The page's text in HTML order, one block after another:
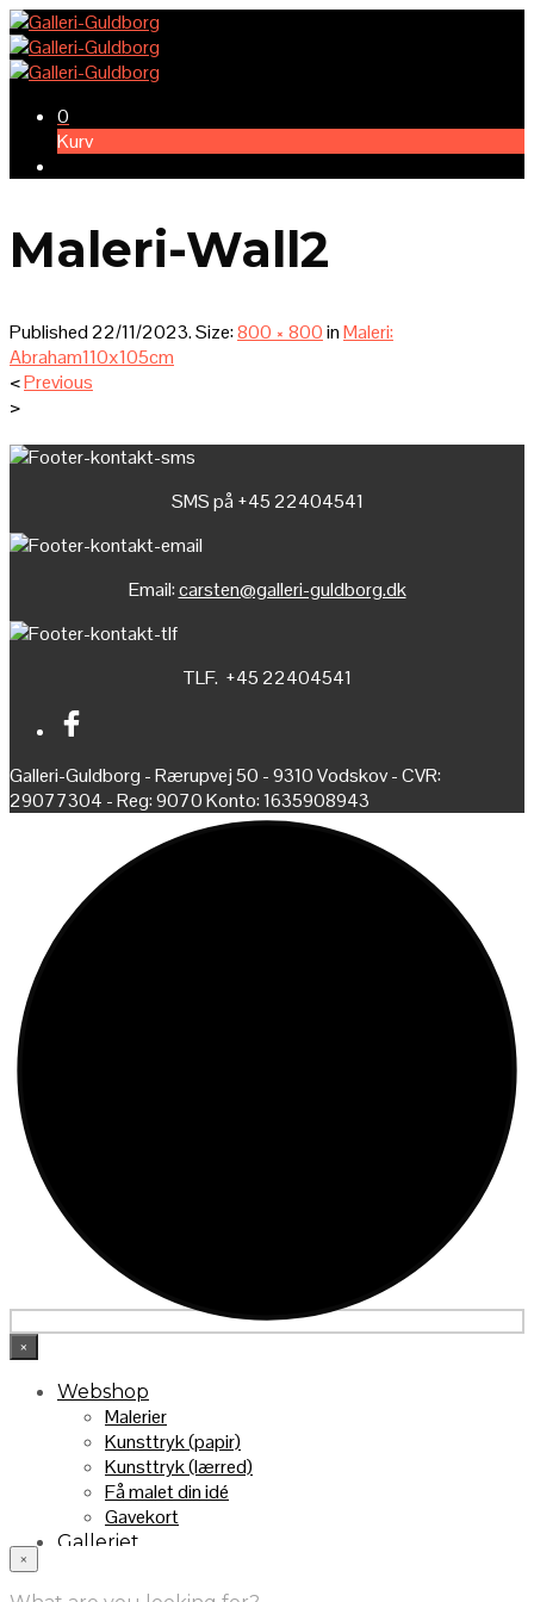
0
Kurv
Maleri-Wall2
Published22/11/2023. Size:800 × 800inMaleri:
Abraham110x105cm
<Previous
>
SMS på +45 22404541
Email:carsten@galleri-guldborg.dk
TLF. +45 22404541
Galleri-Guldborg - Rærupvej 50 - 9310 Vodskov - CVR:
29077304 - Reg: 9070 Konto: 1635908943
×
Webshop
Malerier
Kunsttryk (papir)
Kunsttryk (lærred)
Få malet din idé
Gavekort
Galleriet
Handelsebetingelser
×